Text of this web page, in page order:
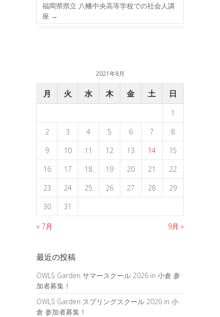
福岡県県立 八幡中央高等学校での社会人講
座 →
2021年8月
月 火 水 木 金 土 日
1
2
3 4 5 6 7
8
9
10 11 12 13 14
15
16
17 18 19 20 21
22
23
24 25 26 27 28
29
30
31
« 7月 9月 »
最近の投稿
OWLS Garden サマースクール 2026 in 小倉 参
加者募集！
OWLS Garden スプリングスクール 2026 in 小
倉 参加者募集！